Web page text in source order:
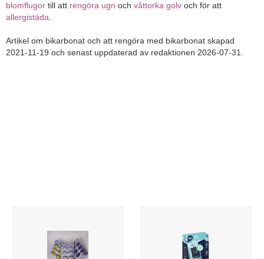
blomflugor till att rengöra ugn och våttorka golv och för att
allergistäda.
Artikel om bikarbonat och att rengöra med bikarbonat skapad
2021-11-19 och senast uppdaterad av redaktionen 2026-07-31.